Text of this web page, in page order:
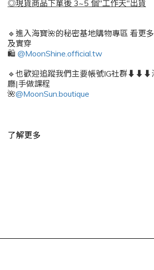
◎現貨商品下單後 3~5 個"工作天"出貨
🔹進入海寶🌺的秘密基地購物專區 看更
及實穿
🛍️ @MoonShine.official.tw
🔹也歡迎追蹤我們主要帳號IG社群⬇️⬇️⬇️
廳|手做課程
🌺@MoonSun.boutique
了解更多